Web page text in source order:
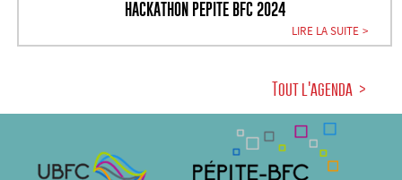
HACKATHON PEPITE BFC 2024
LIRE LA SUITE
Tout l'agenda